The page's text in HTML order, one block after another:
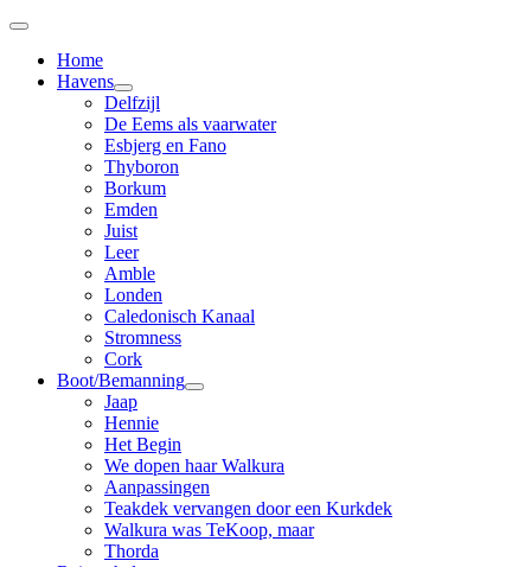
Home
Havens
Delfzijl
De Eems als vaarwater
Esbjerg en Fano
Thyboron
Borkum
Emden
Juist
Leer
Amble
Londen
Caledonisch Kanaal
Stromness
Cork
Boot/Bemanning
Jaap
Hennie
Het Begin
We dopen haar Walkura
Aanpassingen
Teakdek vervangen door een Kurkdek
Walkura was TeKoop, maar
Thorda